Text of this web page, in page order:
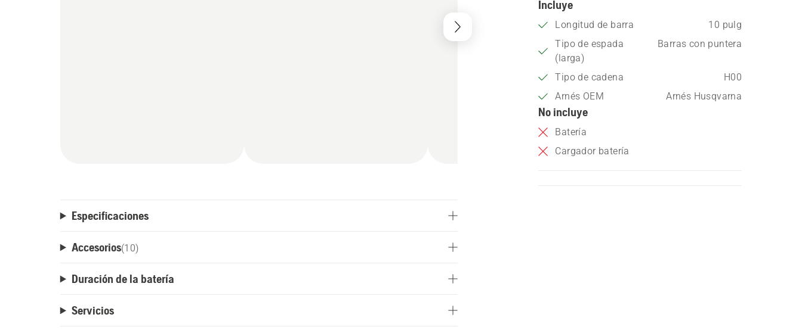
Incluye
Longitud de barra
10 pulg
Tipo de espada
(larga)
Barras con puntera
Tipo de cadena
H00
Arnés OEM
Arnés Husqvarna
No incluye
Batería
Cargador batería
Especificaciones
Accesorios(10)
Duración de la batería
Servicios